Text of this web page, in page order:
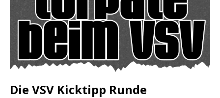
Die VSV Kicktipp Runde